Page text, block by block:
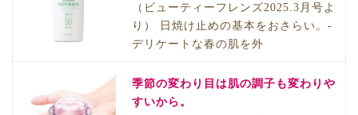
（ビューティーフレンズ2025.3月号よ
り） 日焼け止めの基本をおさらい。-
デリケートな春の肌を外
季節の変わり目は肌の調子も変わりや
すいから。